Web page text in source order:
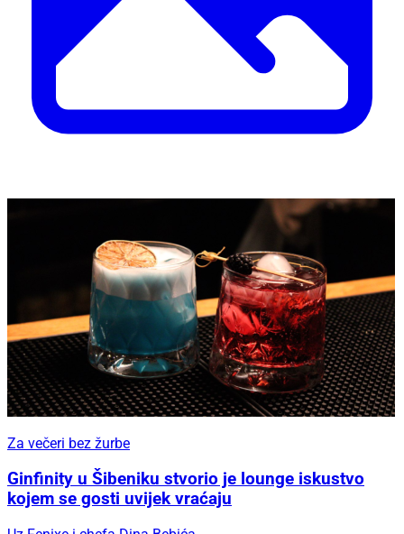
Za večeri bez žurbe
Ginfinity u Šibeniku stvorio je lounge iskustvo
kojem se gosti uvijek vraćaju